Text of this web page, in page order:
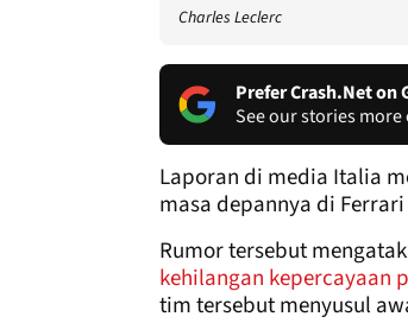
Charles Leclerc
Prefer Crash.Net on
See our stories more
Laporan di media Italia
masa depannya di
Rumor tersebut
kehilangan kepercayaan
tim tersebut menyusul